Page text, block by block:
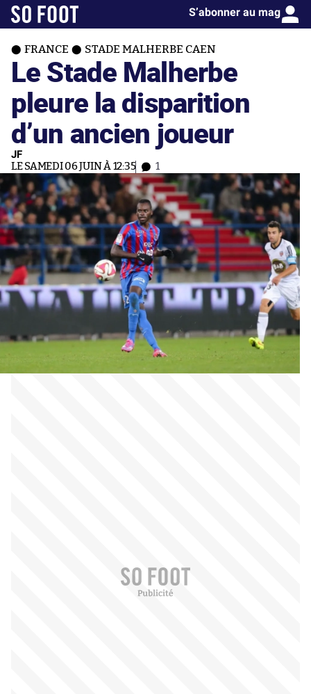
S’abonner au mag
FRANCE STADE MALHERBE CAEN
Le Stade Malherbe
pleure la disparition
d’un ancien joueur
JF
LE SAMEDI 06 JUIN À 12:35 1